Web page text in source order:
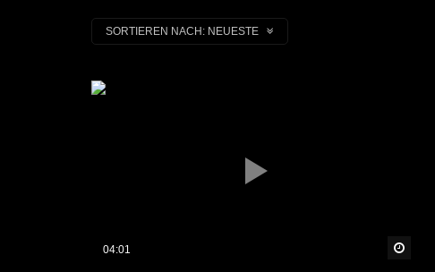
SORTIEREN NACH: NEUESTE
04:01